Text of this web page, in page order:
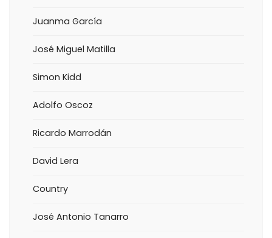
Juanma García
José Miguel Matilla
Simon Kidd
Adolfo Oscoz
Ricardo Marrodán
David Lera
Country
José Antonio Tanarro